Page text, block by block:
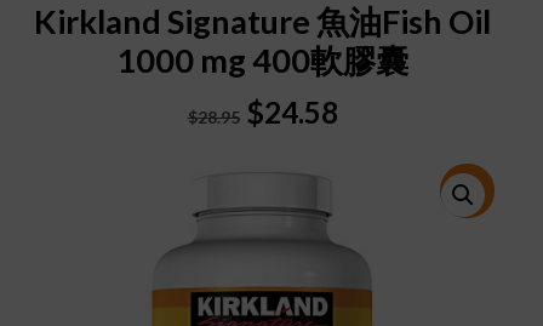
Kirkland Signature 魚油Fish Oil
1000 mg 400軟膠囊
$28.95 Original
$28.95.
$24.58Current
特價!